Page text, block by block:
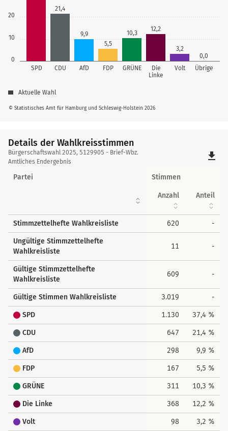
0
10
20
SPD CDU AfD FDP GRÜNE
Die
Linke
Volt Übrige
21,4
9,9
5,5
10,3
12,2
3,2
0,0
© Statistisches Amt für Hamburg und Schleswig-Holstein 2026
Aktuelle Wahl
Details der Wahlkreisstimmen
Details
der
Wahlkreisstimmen
Bürgerschaftswahl 2025, 5129905 - Brief-Wbz.
Amtliches Endergebnis
file_download
Partei Stimmen
Anzahl Anteil
Stimmzettelhefte Wahlkreisliste 620 -
Ungültige Stimmzettelhefte
Wahlkreisliste
11 -
Gültige Stimmzettelhefte
Wahlkreisliste
609 -
Gültige Stimmen Wahlkreisliste 3.019 -
SPD 1.130 37,4 %
CDU 647 21,4 %
AfD 298 9,9 %
FDP 167 5,5 %
GRÜNE 311 10,3 %
Die Linke 368 12,2 %
Volt 98 3,2 %